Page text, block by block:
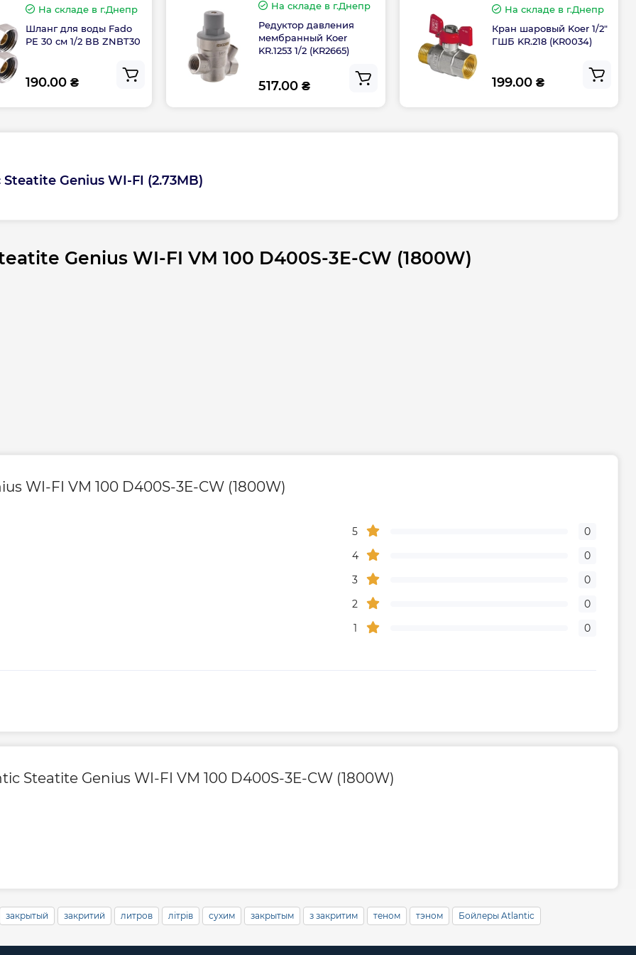
100
прогревает воду
нагрева
позволяют,
бака от
что
через
при помощи
воды. После
потери и
до 70 °C.
индикация
информации
кнопку
Тип нагрева Тэн
Тип тена Керамический
Ширина, мм
Гарантия
Гарантия на электрическую часть
На складев г.Днепр
Шланг для воды Fado
PE 30 см 1/2 ВВ ZNBT30
190.00 ₴
На складе в г.Днепр
Редуктор давления
мембранный Koer
KR.1253 1/2 (KR2665)
517.00 ₴
На складев г.Днепр
Кран шаровый Koer 1/2"
ГШБ KR.218 (KR0034)
199.00 ₴
Genius WI-FI (2.73MB)
Genius WI-FI VM 100 D400S-3E-CW (1800W)
WI-FI VM 100 D400S-3E-CW (1800W)
5
0
4
0
3
0
2
0
1
0
Steatite Genius WI-FI VM 100 D400S-3E-CW (1800W)
закрытый закритий литров літрів сухим закрытым з закритим теном тэном Бойлеры Atlantic